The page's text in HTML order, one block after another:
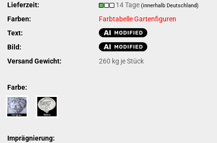
Lieferzeit:
14 Tage(innerhalb Deutschland)
Farben:
Farbtabelle Gartenfiguren
Text:
Bild:
Versand Gewicht:
260 kg je Stück
Farbe:
Imprägnierung: